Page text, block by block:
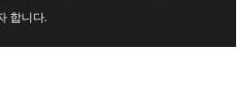
합니다.